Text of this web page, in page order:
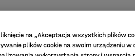
na „Akceptacja wszystkich plików
plików cookie na swoim urządzeniu